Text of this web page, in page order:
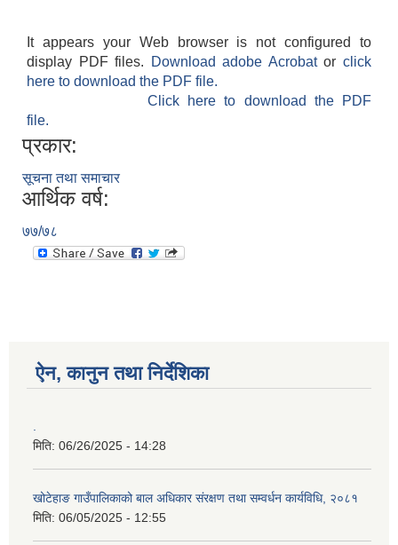
It appears your Web browser is not configured to
display PDF files.
Download adobe Acrobatorclick
here to download the PDF file.
Click here to download the PDF
file.
प्रकार:
सूचना तथा समाचार
आर्थिक वर्ष:
७७/७८
ऐन, कानुन तथा निर्देशिका
.
मिति: 06/26/2025 - 14:28
खोटेहाङ गाउँपालिकाको बाल अधिकार संरक्षण तथा सम्वर्धन कार्यविधि, २०८१
मिति: 06/05/2025 - 12:55